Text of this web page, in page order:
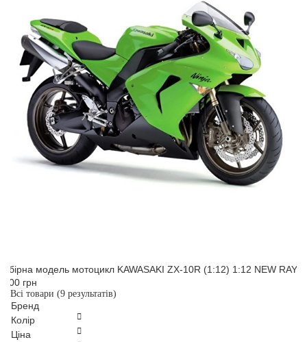
Збірна модель мотоцикл KAWASAKI ZX-10R (1:12) 1:12 NEW RAY
400 грн
Всі товари (9 результатів)
Бренд
Колір
Ціна